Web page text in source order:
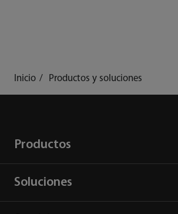
Inicio Productos y soluciones
Productos
Soluciones